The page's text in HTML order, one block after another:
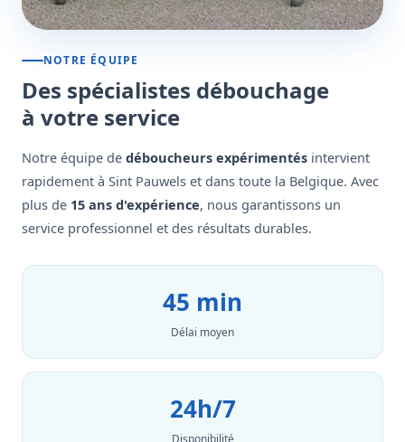
NOTRE ÉQUIPE
Des spécialistes débouchage
à votre service
Notre équipe de déboucheurs expérimentés intervient
rapidement à Sint Pauwels et dans toute la Belgique. Avec
plus de 15 ans d'expérience, nous garantissons un
service professionnel et des résultats durables.
45 min
Délai moyen
24h/7
Disponibilité